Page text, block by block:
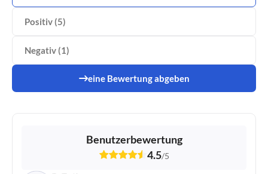
Positiv (5)
Negativ (1)
eine Bewertung abgeben
Benutzerbewertung
4.5/5